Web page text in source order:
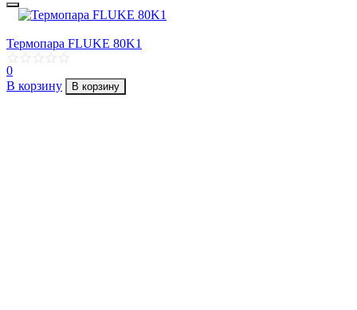
Термопара FLUKE 80K1
0
В корзину
В корзину